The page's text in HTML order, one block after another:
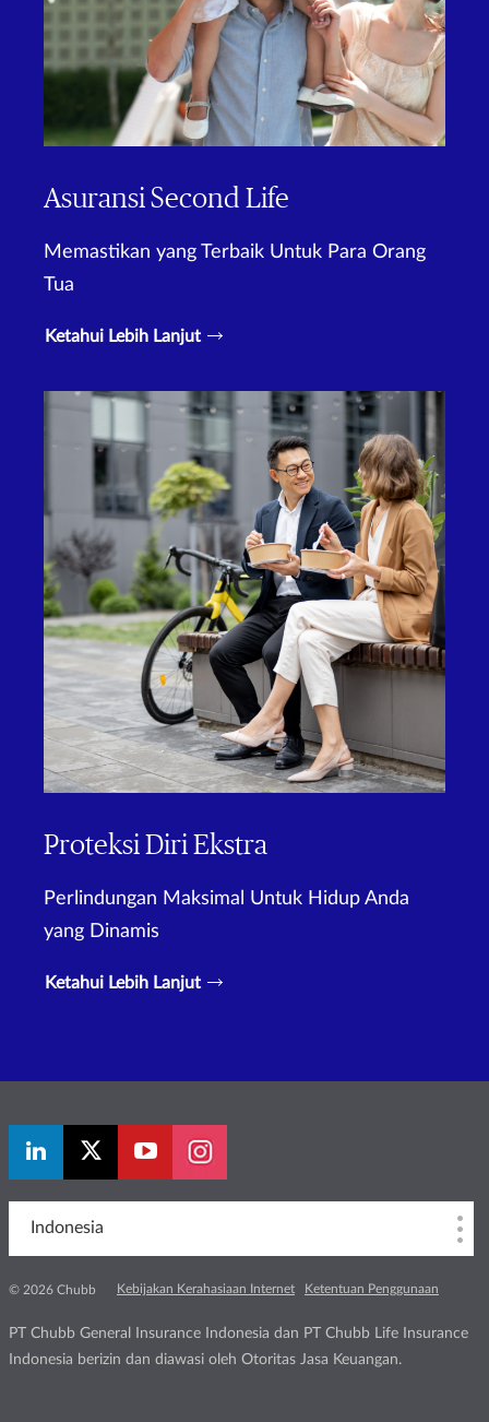
Asuransi Second Life
Memastikan yang Terbaik Untuk Para Orang
Tua
Ketahui Lebih Lanjut
Proteksi Diri Ekstra
Perlindungan Maksimal Untuk Hidup Anda
yang Dinamis
Ketahui Lebih Lanjut
Indonesia
© 2026 Chubb Kebijakan Kerahasiaan Internet Ketentuan Penggunaan
PT Chubb General Insurance Indonesia dan PT Chubb Life Insurance
Indonesia berizin dan diawasi oleh Otoritas Jasa Keuangan.